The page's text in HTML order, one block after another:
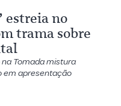
estreia no
trama sobre
Tomada mistura
em apresentação